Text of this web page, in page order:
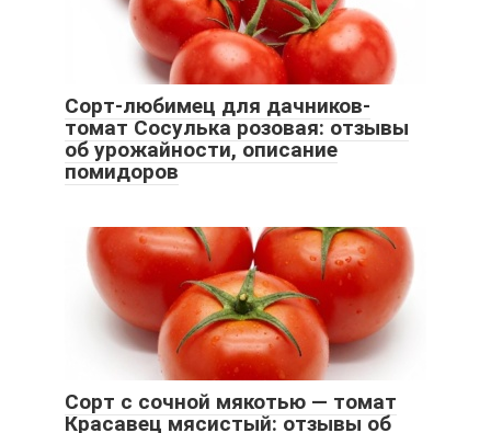
Сорт-любимец для дачников-
томат Сосулька розовая: отзывы
об урожайности, описание
помидоров
Сорт с сочной мякотью — томат
Красавец мясистый: отзывы об